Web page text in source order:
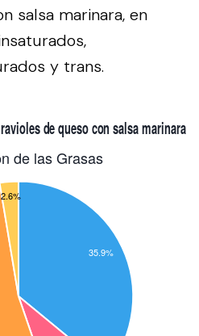
salsa marinara, en
y trans.